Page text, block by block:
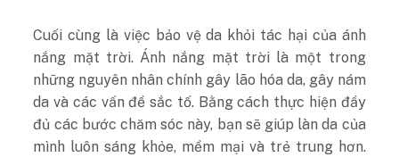
Cuối cùng là việc bảo vệ da khỏi tác hại của ánh
nắng mặt trời. Ánh nắng mặt trời là một trong
những nguyên nhân chính gây lão hóa da, gây nám
da và các vấn đề sắc tố. Bằng cách thực hiện đầy
đủ các bước chăm sóc này, bạn sẽ giúp làn da của
mình luôn sáng khỏe, mềm mại và trẻ trung hơn.